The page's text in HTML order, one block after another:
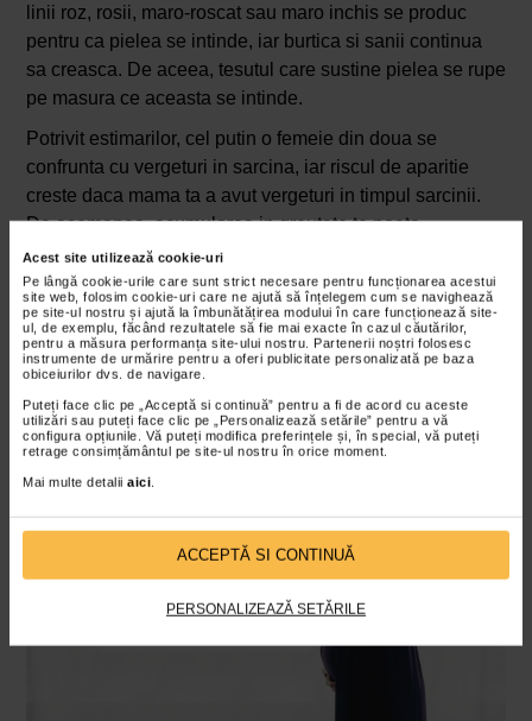
Acest site utilizează cookie-uri
Pe lângă cookie-urile care sunt strict necesare pentru funcționarea acestui
site web, folosim cookie-uri care ne ajută să înțelegem cum se navighează
pe site-ul nostru și ajută la îmbunătățirea modului în care funcționează site-
ul, de exemplu, făcând rezultatele să fie mai exacte în cazul căutărilor,
pentru a măsura performanța site-ului nostru. Partenerii noștri folosesc
instrumente de urmărire pentru a oferi publicitate personalizată pe baza
obiceiurilor dvs. de navigare.
Puteți face clic pe „Acceptă si continuă” pentru a fi de acord cu aceste
utilizări sau puteți face clic pe „Personalizează setările” pentru a vă
configura opțiunile. Vă puteți modifica preferințele și, în special, vă puteți
retrage consimțământul pe site-ul nostru în orice moment.
Mai multe detalii aici.
ACCEPTĂ SI CONTINUĂ
PERSONALIZEAZĂ SETĂRILE
linii roz, rosii, maro-roscat sau maro inchis se produc
pentru ca pielea se intinde, iar burtica si sanii continua
sa creasca. De aceea, tesutul care sustine pielea se rupe
pe masura ce aceasta se intinde.
Potrivit estimarilor, cel putin o femeie din doua se
confrunta cu vergeturi in sarcina, iar riscul de aparitie
creste daca mama ta a avut vergeturi in timpul sarcinii.
De asemenea, acumularea in greutate te poate
predispune la vergeturi, acesta fiind un alt motiv bun sa
iei in greutate treptat si constant. Mai precis, se
recomanda sa iei aproximativ 0,5 kg pe saptamana in
aceste zile.